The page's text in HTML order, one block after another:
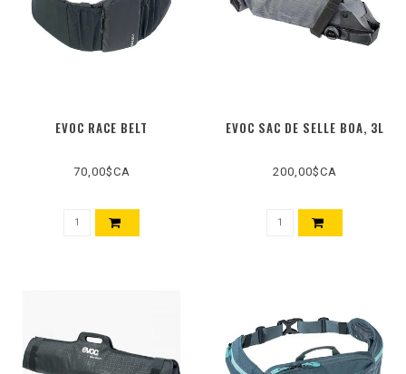
EVOC RACE BELT
70,00$CA
EVOC SAC DE SELLE BOA, 3L
200,00$CA